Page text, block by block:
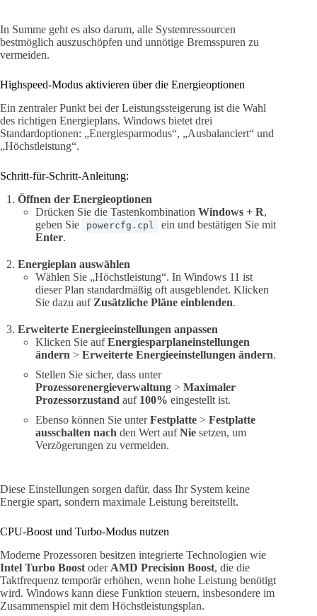
In Summe geht es also darum, alle Systemressourcen
bestmöglich auszuschöpfen und unnötige Bremsspuren zu
vermeiden.
Highspeed-Modus aktivieren über die Energieoptionen
Ein zentraler Punkt bei der Leistungssteigerung ist die Wahl
des richtigen Energieplans. Windows bietet drei
Standardoptionen: „Energiesparmodus“, „Ausbalanciert“ und
„Höchstleistung“.
Schritt-für-Schritt-Anleitung:
Öffnen der Energieoptionen
Drücken Sie die Tastenkombination Windows + R,
geben Sie
powercfg.cpl
ein und bestätigen Sie mit
Enter.
Energieplan auswählen
Wählen Sie „Höchstleistung“. In Windows 11 ist
dieser Plan standardmäßig oft ausgeblendet. Klicken
Sie dazu auf Zusätzliche Pläne einblenden.
Erweiterte Energieeinstellungen anpassen
Klicken Sie aufEnergiesparplaneinstellungen
ändern > Erweiterte Energieeinstellungen ändern.
Stellen Sie sicher, dass unter
Prozessorenergieverwaltung > Maximaler
Prozessorzustand auf 100% eingestellt ist.
Ebenso können Sie unterFestplatte > Festplatte
ausschalten nach den Wert aufNie setzen, um
Verzögerungen zu vermeiden.
Diese Einstellungen sorgen dafür, dass Ihr System keine
Energie spart, sondern maximale Leistung bereitstellt.
CPU-Boost und Turbo-Modus nutzen
Moderne Prozessoren besitzen integrierte Technologien wie
Intel Turbo Boost oder AMD Precision Boost, die die
Taktfrequenz temporär erhöhen, wenn hohe Leistung benötigt
wird. Windows kann diese Funktion steuern, insbesondere im
Zusammenspiel mit dem Höchstleistungsplan.